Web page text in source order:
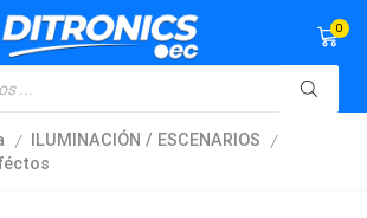
0
/ ILUMINACIÓN / ESCENARIOS /